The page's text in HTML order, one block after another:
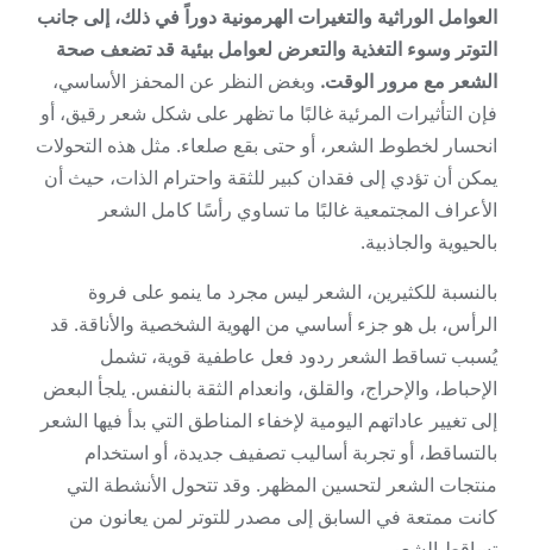
العوامل الوراثية والتغيرات الهرمونية دوراً في ذلك، إلى جانب
التوتر وسوء التغذية والتعرض لعوامل بيئية قد تضعف صحة
الشعر مع مرور الوقت. وبغض النظر عن المحفز الأساسي،
فإن التأثيرات المرئية غالبًا ما تظهر على شكل شعر رقيق، أو
انحسار لخطوط الشعر، أو حتى بقع صلعاء. مثل هذه التحولات
يمكن أن تؤدي إلى فقدان كبير للثقة واحترام الذات، حيث أن
الأعراف المجتمعية غالبًا ما تساوي رأسًا كامل الشعر
بالحيوية والجاذبية.
بالنسبة للكثيرين، الشعر ليس مجرد ما ينمو على فروة
الرأس، بل هو جزء أساسي من الهوية الشخصية والأناقة. قد
يُسبب تساقط الشعر ردود فعل عاطفية قوية، تشمل
الإحباط، والإحراج، والقلق، وانعدام الثقة بالنفس. يلجأ البعض
إلى تغيير عاداتهم اليومية لإخفاء المناطق التي بدأ فيها الشعر
بالتساقط، أو تجربة أساليب تصفيف جديدة، أو استخدام
منتجات الشعر لتحسين المظهر. وقد تتحول الأنشطة التي
كانت ممتعة في السابق إلى مصدر للتوتر لمن يعانون من